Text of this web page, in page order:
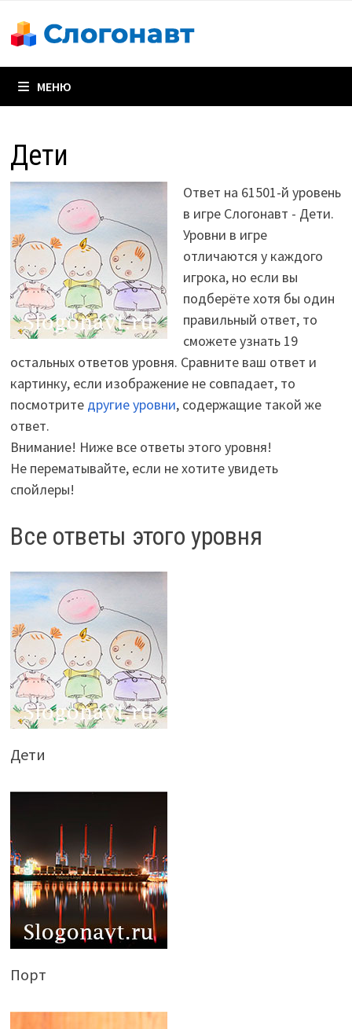
содержимому
МЕНЮ
Дети
Ответ на 61501-й уровень
в игре Слогонавт - Дети.
Уровни в игре
отличаются у каждого
игрока, но если вы
подберёте хотя бы один
правильный ответ, то
сможете узнать 19
остальных ответов уровня. Сравните ваш ответ и
картинку, если изображение не совпадает, то
посмотрите другие уровни, содержащие такой же
ответ.
Внимание! Ниже все ответы этого уровня!
Не перематывайте, если не хотите увидеть
спойлеры!
Все ответы этого уровня
Дети
Порт